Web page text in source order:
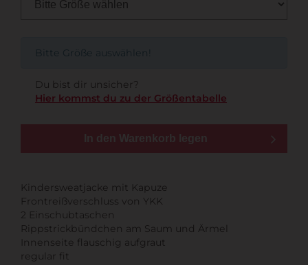
Bitte Größe auswählen!
Du bist dir unsicher?
Hier kommst du zu der Größentabelle
In den Warenkorb legen
Kindersweatjacke mit Kapuze
Frontreißverschluss von YKK
2 Einschubtaschen
Rippstrickbündchen am Saum und Ärmel
Innenseite flauschig aufgraut
regular fit